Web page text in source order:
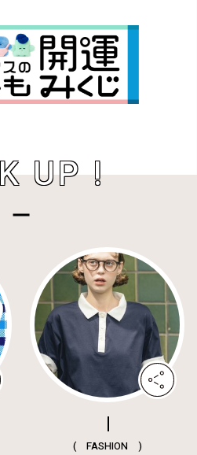
UP !
( FASHION )